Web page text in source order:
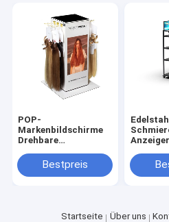
POP-
Markenbildschirme
Drehbare
TischBestpreis
Startseite Über uns